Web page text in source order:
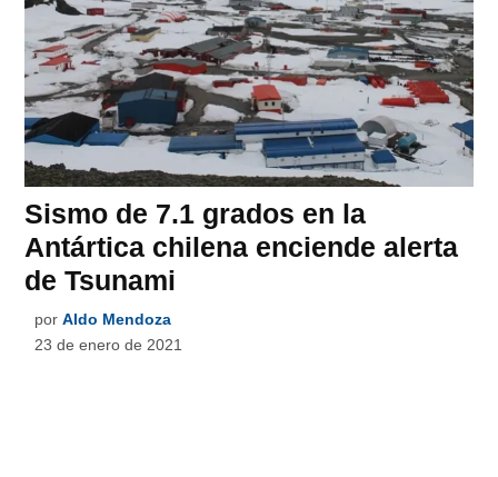
Sismo de 7.1 grados en la
Antártica chilena enciende alerta
de Tsunami
por Aldo Mendoza
23 de enero de 2021